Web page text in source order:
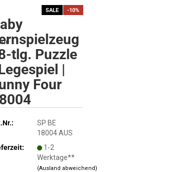
SALE -10%
tlg. Puzzle
|
Four
SP BE
18004 AUS
1-2
Werktage**
(Ausland abweichend)